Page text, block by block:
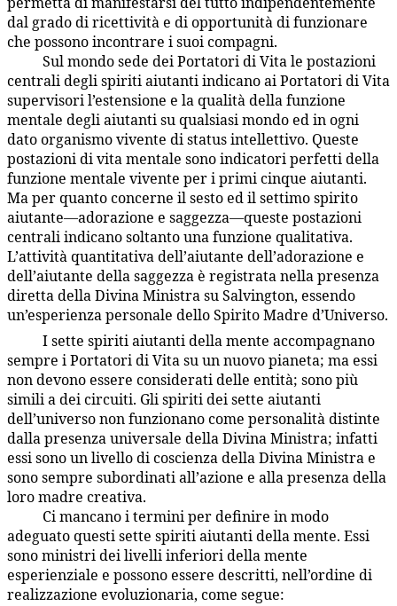
dal grado di ricettività e di opportunità di funzionare
che possono incontrare i suoi compagni.
Sul mondo sede dei Portatori di Vita le postazioni
centrali degli spiriti aiutanti indicano ai Portatori di Vita
supervisori l’estensione e la qualità della funzione
mentale degli aiutanti su qualsiasi mondo ed in ogni
dato organismo vivente di status intellettivo. Queste
postazioni di vita mentale sono indicatori perfetti della
funzione mentale vivente per i primi cinque aiutanti.
Ma per quanto concerne il sesto ed il settimo spirito
aiutante—adorazione e saggezza—queste postazioni
centrali indicano soltanto una funzione qualitativa.
L’attività quantitativa dell’aiutante dell’adorazione e
dell’aiutante della saggezza è registrata nella presenza
diretta della Divina Ministra su Salvington, essendo
un’esperienza personale dello Spirito Madre d’Universo.
I sette spiriti aiutanti della mente accompagnano
sempre i Portatori di Vita su un nuovo pianeta; ma essi
non devono essere considerati delle entità; sono più
simili a dei circuiti. Gli spiriti dei sette aiutanti
dell’universo non funzionano come personalità distinte
dalla presenza universale della Divina Ministra; infatti
essi sono un livello di coscienza della Divina Ministra e
sono sempre subordinati all’azione e alla presenza della
loro madre creativa.
Ci mancano i termini per definire in modo
adeguato questi sette spiriti aiutanti della mente. Essi
sono ministri dei livelli inferiori della mente
esperienziale e possono essere descritti, nell’ordine di
realizzazione evoluzionaria, come segue: